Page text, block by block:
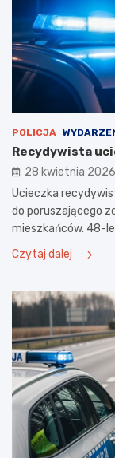
POLICJA
Recydywista
28 kwietnia 2026
Ucieczka
do poruszającego
mieszkańców. 48-
Czytaj dalej